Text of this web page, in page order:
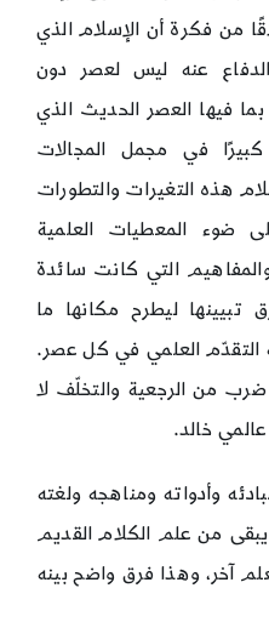
من فكرة أن الإسلام الذي
عنه ليس لعصر دون
بما فيها العصر الحديث الذي
في مجمل المجالات
هذه التغيرات والتطورات
ضوء المعطيات العلمية
التي كانت سائدة
تبيينها ليطرح مكانها ما
التقدّم العلمي في كل عصر.
من الرجعية والتخلّف لا
خالد.
وأدواته ومناهجه ولغته
من علم الكلام القديم
آخر، وهذا فرق واضح بينه